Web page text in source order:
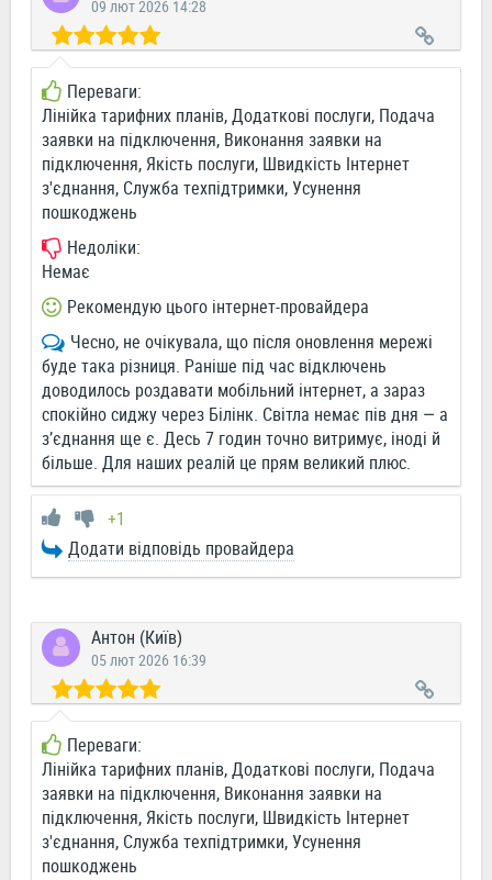
09 лют 2026 14:28
Переваги:
Лінійка тарифних планів, Додаткові послуги, Подача
заявки на підключення, Виконання заявки на
підключення, Якість послуги, Швидкість Інтернет
з'єднання, Служба техпідтримки, Усунення
пошкоджень
Недоліки:
Немає
Рекомендую цього інтернет-провайдера
Чесно, не очікувала, що після оновлення мережі
буде така різниця. Раніше під час відключень
доводилось роздавати мобільний інтернет, а зараз
спокійно сиджу через Білінк. Світла немає пів дня — а
з’єднання ще є. Десь 7 годин точно витримує, іноді й
більше. Для наших реалій це прям великий плюс.
+1
Додати відповідь провайдера
Антон (Київ)
05 лют 2026 16:39
Переваги:
Лінійка тарифних планів, Додаткові послуги, Подача
заявки на підключення, Виконання заявки на
підключення, Якість послуги, Швидкість Інтернет
з'єднання, Служба техпідтримки, Усунення
пошкоджень